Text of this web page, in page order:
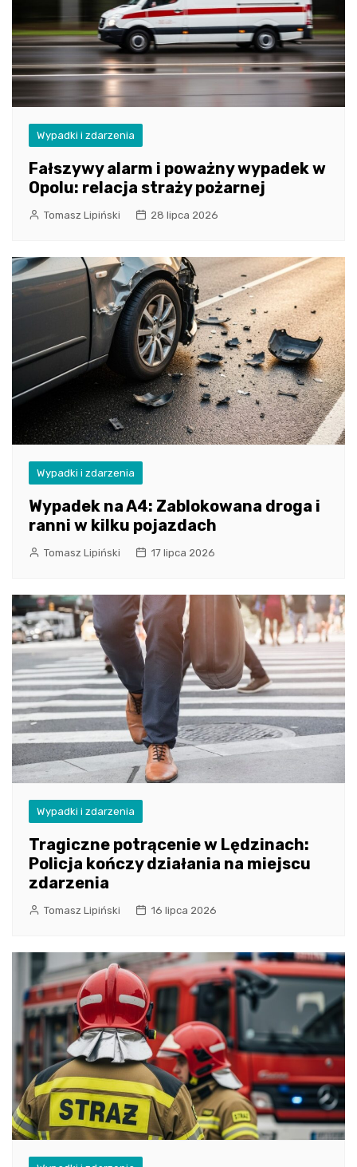
Wypadki i zdarzenia
Fałszywy alarm i poważny wypadek w
Opolu: relacja straży pożarnej
Tomasz Lipiński 28 lipca 2026
Wypadki i zdarzenia
Wypadek na A4: Zablokowana droga i
ranni w kilku pojazdach
Tomasz Lipiński 17 lipca 2026
Wypadki i zdarzenia
Tragiczne potrącenie w Lędzinach:
Policja kończy działania na miejscu
zdarzenia
Tomasz Lipiński 16 lipca 2026